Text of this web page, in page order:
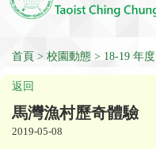
首頁 校園動態 18-19 年度
返回
馬灣漁村歷奇體驗
2019-05-08